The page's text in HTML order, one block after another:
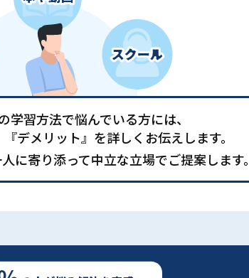
学習方法で悩んでいる方には、
デメリット』を詳しくお伝えします。
に寄り添って中立な立場でご提案します。